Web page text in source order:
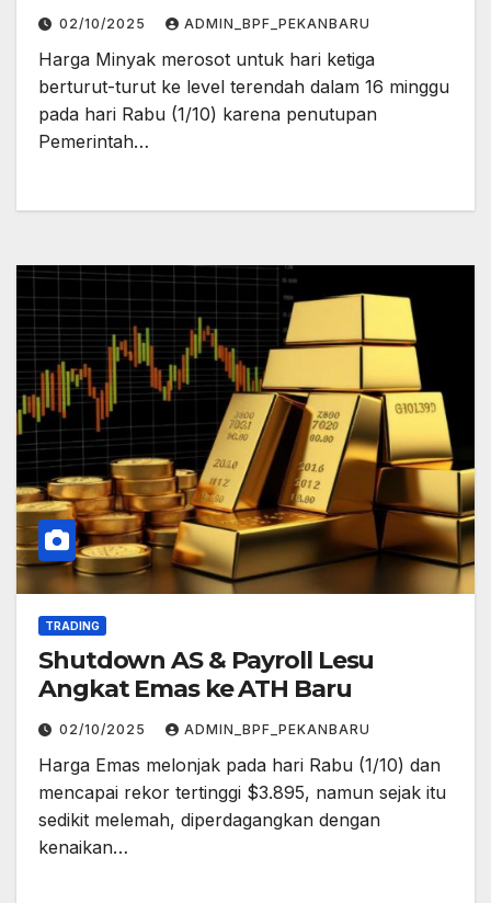
02/10/2025 ADMIN_BPF_PEKANBARU
Harga Minyak merosot untuk hari ketiga
berturut-turut ke level terendah dalam 16 minggu
pada hari Rabu (1/10) karena penutupan
Pemerintah…
TRADING
Shutdown AS & Payroll Lesu
Angkat Emas ke ATH Baru
02/10/2025 ADMIN_BPF_PEKANBARU
Harga Emas melonjak pada hari Rabu (1/10) dan
mencapai rekor tertinggi $3.895, namun sejak itu
sedikit melemah, diperdagangkan dengan
kenaikan…